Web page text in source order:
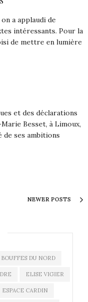
a applaudi de
intéressants. Pour la
de mettre en lumière
et des déclarations
Besset, à Limoux,
de ses ambitions
NEWER POSTS
BOUFFES DU NORD
ELISE VIGIER
ESPACE CARDIN